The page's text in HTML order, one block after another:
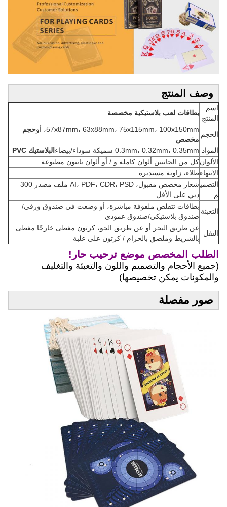
وصف المنتج
اسم
المنتج
بطاقات لعب بلاستيكية مخصصة
الحجم
57x87mm، 63x88mm، 75x115mm، 100x150mm، أو
حجم
مخصص
المواد 0.3mm، 0.32mm، 0.35mm سميكة سوداء/بيضاء
البلاستيك PVC
الألوانكل من الجانبين ألوان كاملة و / أو ألوان بانتون مطبوعة
الانتهاءطلاء، زاوية مستديرة
التصمي
م
شعار مخصص مقبول، AI، PDF، CDR، PSD ملف مصدر 300
دبي على الأقل
التعبئة
بطاقات تتقلص ملفوفة مباشرة، أو وضعت في صندوق ورقي/
صندوق بلاستيكي/صندوق عمودي
النقل
عن طريق البحر أو عن طريق الجو، كرتون مغطى خارجًا مغطى
بالشريط وملصق بالحزام / كرتون على علبة
الطلب المخصص موضع ترحيب حار!
(جميع الأحجام والتصميم واللون والتعبئة والتغليف
والمكونات يمكن تخصيصها)
صور مفصلة